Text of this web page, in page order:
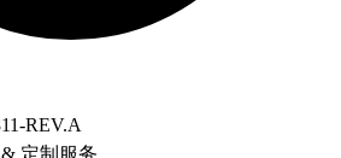
REV.A
& 定制服务